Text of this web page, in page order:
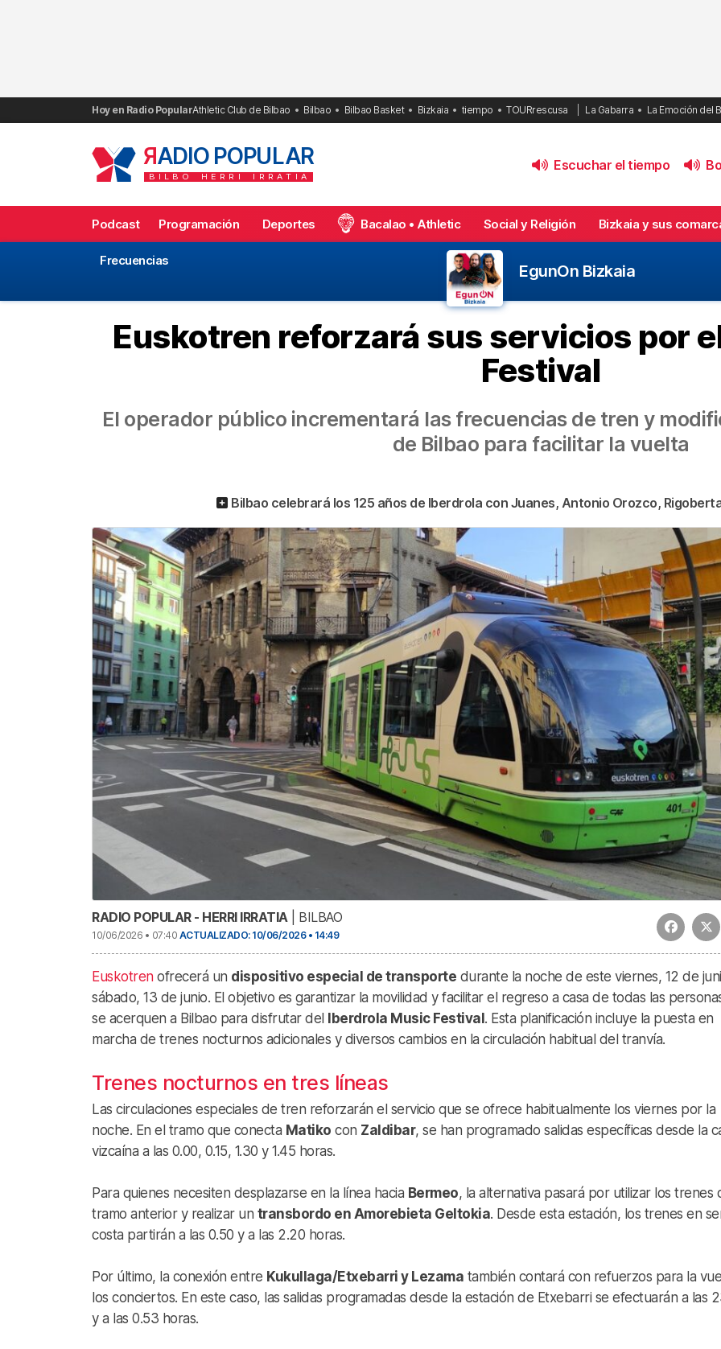
Hoy en Radio PopularAthletic Club de Bilbao Bilbao Bilbao Basket Bizkaia tiempo TOURrescusa La Gabarra La Emoción del
RADIO POPULAR
BILBO HERRI IRRATIA
Escuchar el tiempo
Podcast Programación Deportes Bacalao • Athletic Social y Religión Bizkaia y sus
Frecuencias
EgunOn Bizkaia
Euskotren reforzará sus servicios por
Festival
El operador público incrementará las frecuencias de tren y
de Bilbao para facilitar la vuelta
Bilbao celebrará los 125 años de Iberdrola con Juanes, Antonio Orozco,
RADIO POPULAR - HERRI IRRATIA| BILBAO
10/06/2026 • 07:40 ACTUALIZADO: 10/06/2026 • 14:49
Euskotrenofrecerá un dispositivo especial de transporte durante la noche de este viernes, 12 de
sábado, 13 de junio. El objetivo es garantizar la movilidad y facilitar el regreso a casa de todas las
se acerquen a Bilbao para disfrutar del
Iberdrola Music Festival . Esta planificación incluye la puesta en
marcha de trenes nocturnos adicionales y diversos cambios en la circulación habitual del tranvía.
Trenes nocturnos en tres líneas
Las circulaciones especiales de tren reforzarán el servicio que se ofrece habitualmente los viernes por la
noche. En el tramo que conecta Matiko con Zaldibar, se han programado salidas específicas desde la
vizcaína a las 0.00, 0.15, 1.30 y 1.45 horas.
Para quienes necesiten desplazarse en la línea hacia Bermeo, la alternativa pasará por utilizar los trenes
tramo anterior y realizar un transbordo en Amorebieta Geltokia. Desde esta estación, los trenes en
costa partirán a las 0.50 y a las 2.20 horas.
Por último, la conexión entre Kukullaga/Etxebarri y Lezama también contará con refuerzos para la
los conciertos. En este caso, las salidas programadas desde la estación de Etxebarri se efectuarán a las
y a las 0.53 horas.